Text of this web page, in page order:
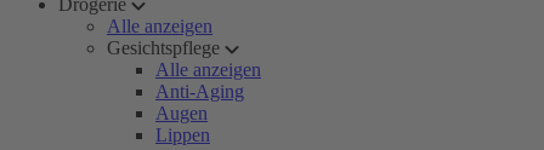
Drogerie
Alle anzeigen
Gesichtspflege
Alle anzeigen
Anti-Aging
Augen
Lippen